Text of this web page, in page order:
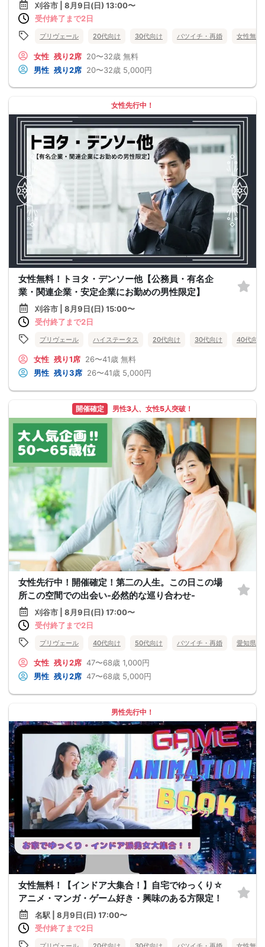
刈谷市 | 8月9日(日) 13:00〜
受付終了まで2日
プリヴェール 20代向け 30代向け バツイチ・再婚 女性無料
女性 残り2席 20〜32歳 無料
男性 残り2席 20〜32歳 5,000円
女性先行中！
女性無料！トヨタ・デンソー他【公務員・有名企
業・関連企業・安定企業にお勤めの男性限定】
刈谷市 | 8月9日(日) 15:00〜
受付終了まで2日
プリヴェール ハイステータス 20代向け 30代向け 40代向け
女性 残り1席 26〜41歳 無料
男性 残り3席 26〜41歳 5,000円
開催確定 男性3人、女性5人突破！
女性先行中！開催確定！第二の人生。この日この場
所この空間での出会い-必然的な巡り合わせ-
刈谷市 | 8月9日(日) 17:00〜
受付終了まで2日
プリヴェール 40代向け 50代向け バツイチ・再婚 愛知県
女性 残り2席 47〜68歳 1,000円
男性 残り2席 47〜68歳 5,000円
男性先行中！
女性無料！【インドア大集合！】自宅でゆっくり☆
アニメ・マンガ・ゲーム好き・興味のある方限定！
名駅 | 8月9日(日) 17:00〜
受付終了まで2日